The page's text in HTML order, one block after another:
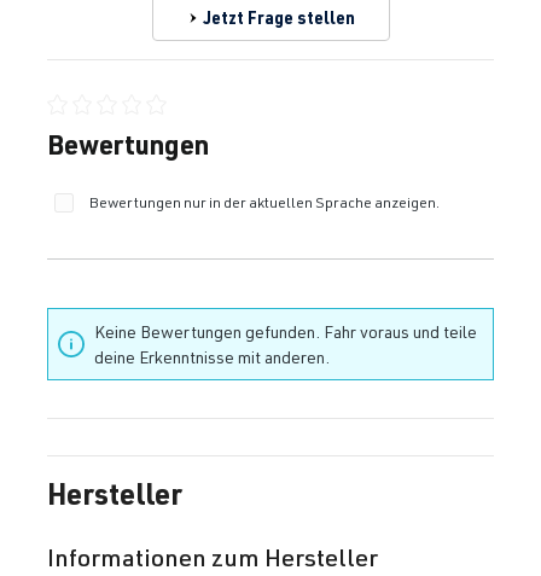
Jetzt Frage stellen
Durchschnittliche Bewertung von 0 von 5 Sternen
Bewertungen
Bewertungen nur in der aktuellen Sprache anzeigen.
Keine Bewertungen gefunden. Fahr voraus und teile
deine Erkenntnisse mit anderen.
Hersteller
Informationen zum Hersteller